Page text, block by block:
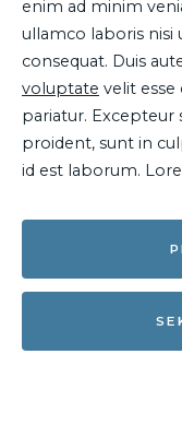
enim ad minim
ullamco laboris nisi
consequat. Duis
voluptate velit
pariatur. Excepteur
proident, sunt in
id est laborum.